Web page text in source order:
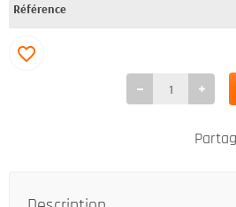
Référence
favorite_border